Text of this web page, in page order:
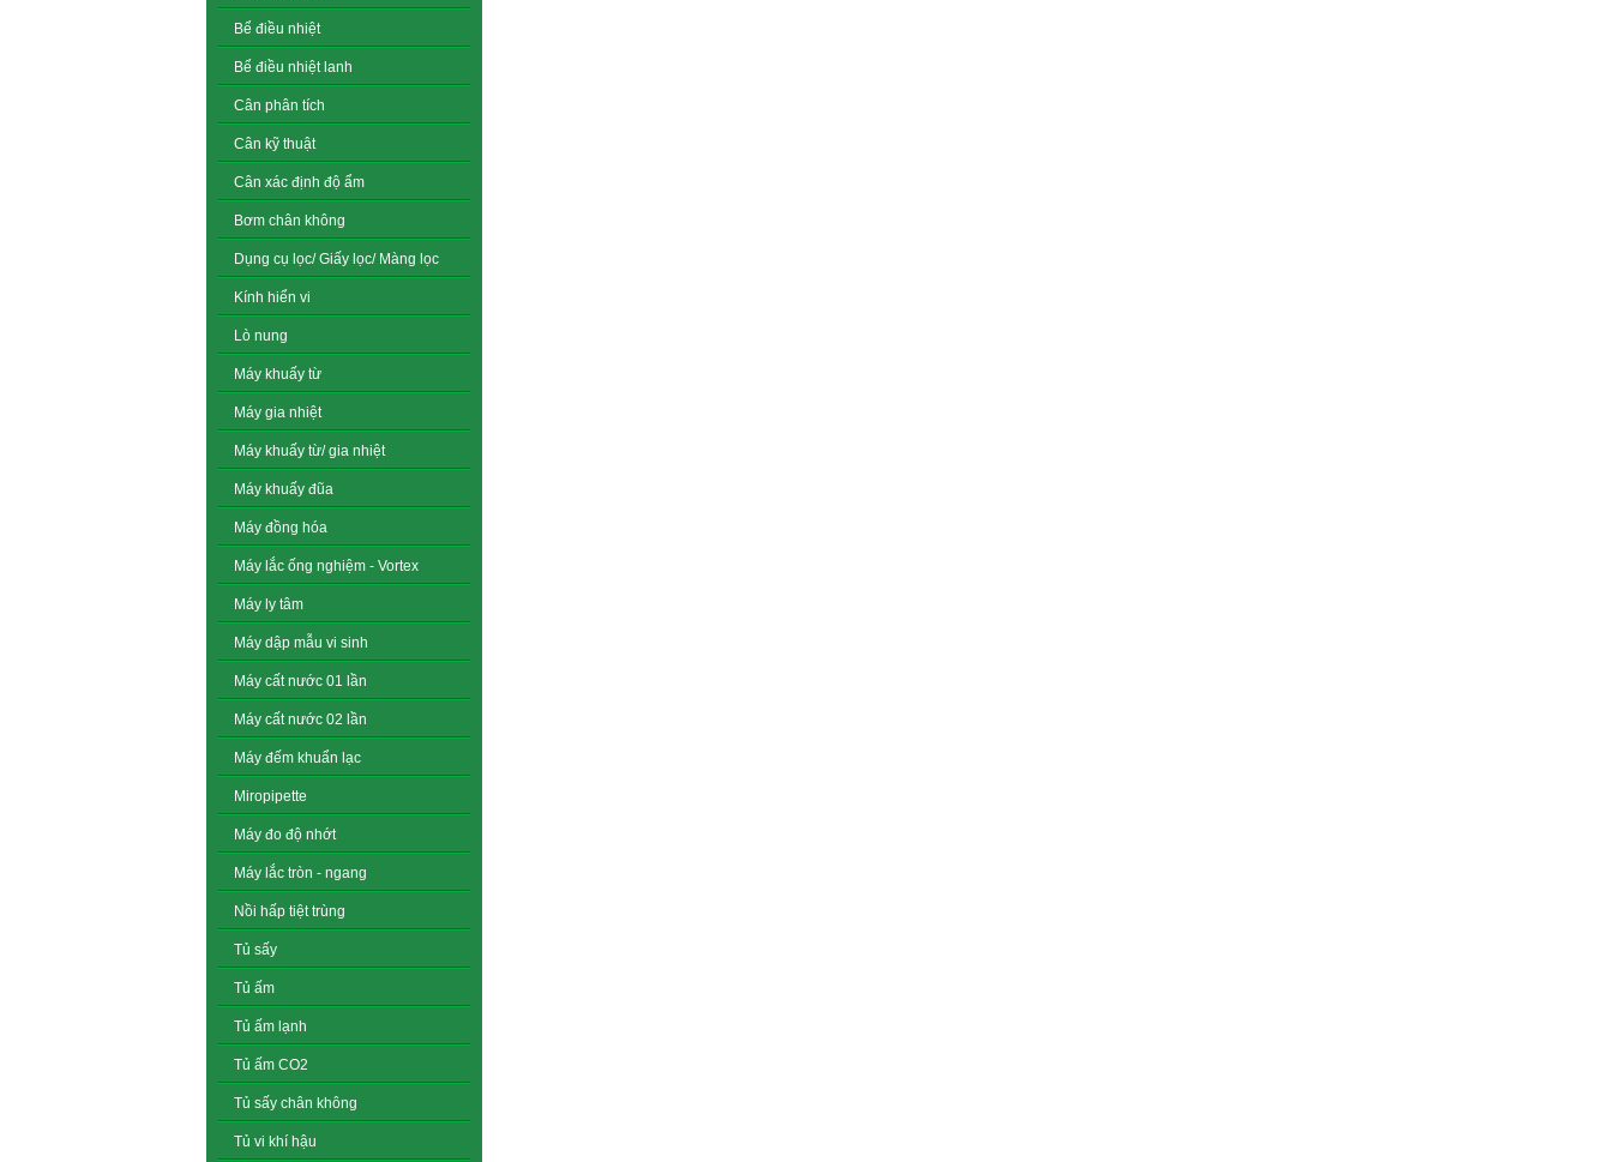
Bể điều nhiệt
Bể điều nhiệt lanh
Cân phân tích
Cân kỹ thuật
Cân xác định độ ẩm
Bơm chân không
Dụng cụ lọc/ Giấy lọc/ Màng lọc
Kính hiển vi
Lò nung
Máy khuấy từ
Máy gia nhiệt
Máy khuấy từ/ gia nhiệt
Máy khuấy đũa
Máy đồng hóa
Máy lắc ống nghiệm - Vortex
Máy ly tâm
Máy dập mẫu vi sinh
Máy cất nước 01 lần
Máy cất nước 02 lần
Máy đếm khuẩn lạc
Miropipette
Máy đo độ nhớt
Máy lắc tròn - ngang
Nồi hấp tiệt trùng
Tủ sấy
Tủ ấm
Tủ ấm lạnh
Tủ ấm CO2
Tủ sấy chân không
Tủ vi khí hậu